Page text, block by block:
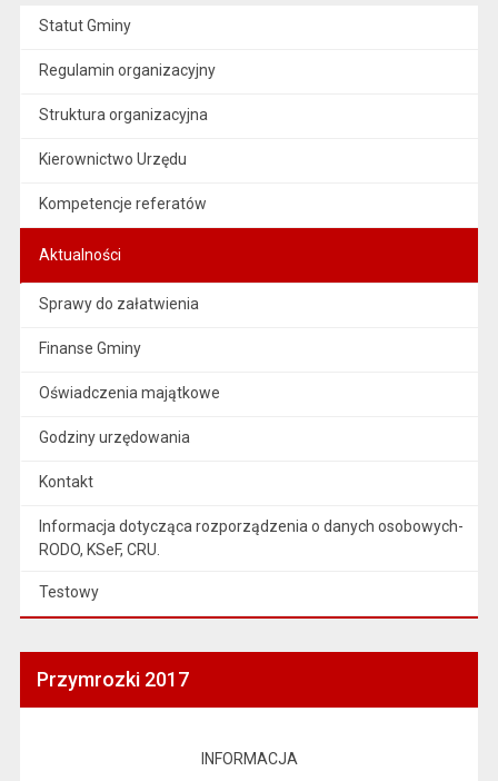
Statut Gminy
Regulamin organizacyjny
Struktura organizacyjna
Kierownictwo Urzędu
Kompetencje referatów
Aktualności
Sprawy do załatwienia
Finanse Gminy
Oświadczenia majątkowe
Godziny urzędowania
Kontakt
Informacja dotycząca rozporządzenia o danych osobowych-
RODO, KSeF, CRU.
Testowy
Przymrozki 2017
INFORMACJA